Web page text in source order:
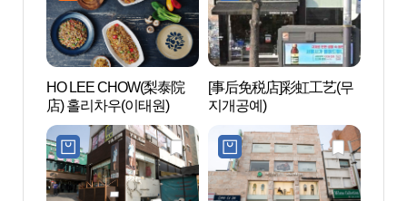
HO LEE CHOW(梨泰院
店) 홀리차우(이태원)
[事后免税店]彩虹工艺(무
지개공예)